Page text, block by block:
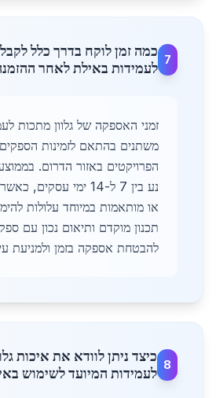
7
כמה זמן לוקח בדרך כלל
לעמידות באילת לאחר
זמני האספקה של גלוון מתכות
משתנים בהתאם לזמינות
הפרויקטים באזור הדרום.
נע בין 7 ל-14 ימי
או מותאמות במיוחד עלולות
תכנון מוקדם ותיאום נכון עם
להבטחת אספקה בזמן ולמניעת
8
כיצד ניתן לוודא את איכות
לעמידות המיועד לשימוש